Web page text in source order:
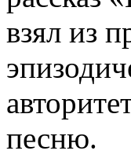
взял из
песню.